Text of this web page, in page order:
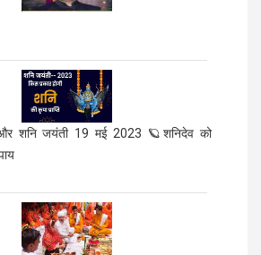
और शनि जयंती 19 मई 2023 🪐शनिदेव को